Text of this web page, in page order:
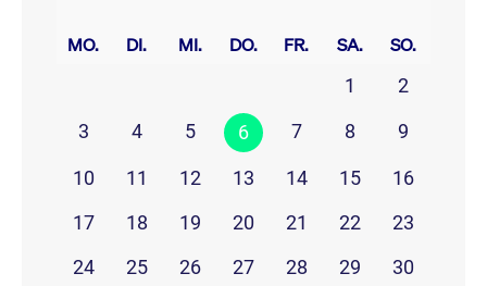
MO. DI. MI. DO. FR. SA. SO.
1
2
3
4 5 6 7 8 9
10 11 12 13 14 15
16
17
18 19 20 21 22
23
24
25 26 27 28 29
30